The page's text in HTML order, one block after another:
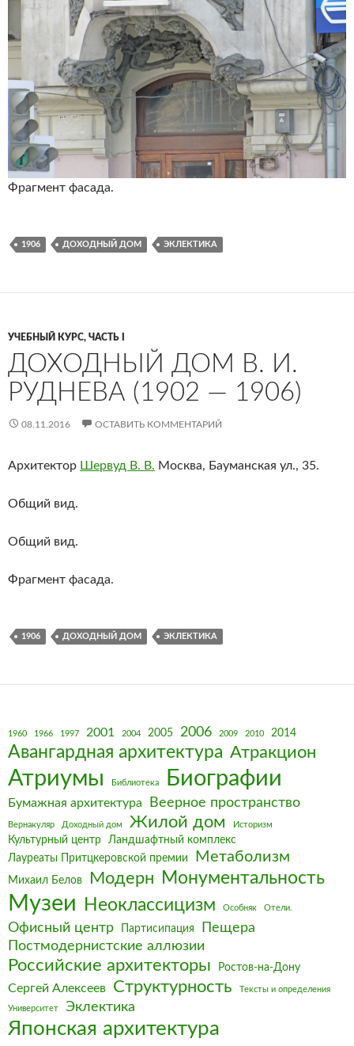
Фрагмент фасада.
1906 ДОХОДНЫЙ ДОМ ЭКЛЕКТИКА
УЧЕБНЫЙ КУРС, ЧАСТЬ I
ДОХОДНЫЙ ДОМ В. И.
РУДНЕВА (1902 — 1906)
08.11.2016 ОСТАВИТЬ КОММЕНТАРИЙ
Архитектор Шервуд В. В. Москва, Бауманская ул., 35.
Общий вид.
Общий вид.
Фрагмент фасада.
1906 ДОХОДНЫЙ ДОМ ЭКЛЕКТИКА
1960 1966 1997 2001 2004 2005 2006 2009 2010 2014
Авангардная архитектура Атракцион
Атриумы Библиотека Биографии
Бумажная архитектура Веерное пространство
Вернакуляр Доходный дом Жилой дом Историзм
Культурный центр
Ландшафтный комплекс
Лауреаты Притцкеровской премии
Метаболизм
Михаил Белов Модерн Монументальность
Музеи Неоклассицизм Особняк Отели.
Офисный центр Партисипация
Пещера
Постмодернистские аллюзии
Российские архитекторы Ростов-на-Дону
Сергей Алексеев Структурность Тексты и определения
Университет Эклектика
Японская архитектура